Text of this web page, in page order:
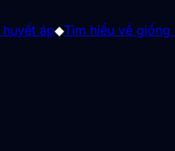
Tìm hiểu về giống "quốc